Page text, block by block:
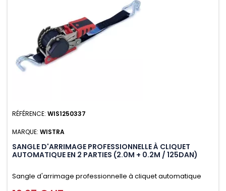
RÉFÉRENCE: WIS1250337
MARQUE: WISTRA
SANGLE D'ARRIMAGE PROFESSIONNELLE À CLIQUET
AUTOMATIQUE EN 2 PARTIES (2.0M + 0.2M / 125DAN)
Sangle d'arrimage professionnelle à cliquet automatique